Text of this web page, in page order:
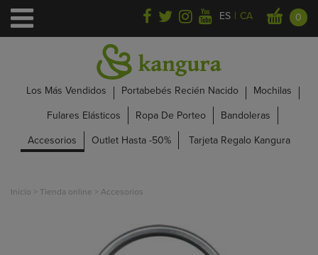
ES | CA 0
Los Más Vendidos Portabebés Recién Nacido
Mochilas
Fulares Elásticos
Ropa De Porteo
Bandoleras
Accesorios
Outlet Hasta -50% Tarjeta Regalo Kangura
Inicio > Tienda online > Accesorios